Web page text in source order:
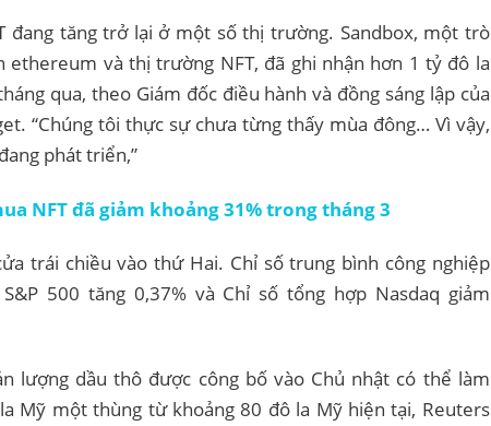
đang tăng trở lại ở một số thị trường. Sandbox, một trò
ethereum và thị trường NFT, đã ghi nhận hơn 1 tỷ đô la
qua, theo Giám đốc điều hành và đồng sáng lập của
“Chúng tôi thực sự chưa từng thấy mùa đông… Vì vậy,
phát triển,”
NFT đã giảm khoảng 31% trong tháng 3
trái chiều vào thứ Hai. Chỉ số trung bình công nghiệp
500 tăng 0,37% và Chỉ số tổng hợp Nasdaq giảm
lượng dầu thô được công bố vào Chủ nhật có thể làm
Mỹ một thùng từ khoảng 80 đô la Mỹ hiện tại, Reuters